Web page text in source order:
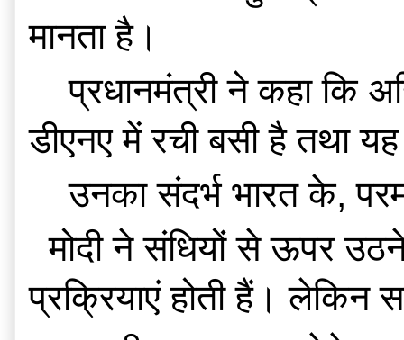
मानता है।
डीएनए में रची बसी है तथा
उनका संदर्भ भारत के,
प्रक्रियाएं होती हैं। लेकिन